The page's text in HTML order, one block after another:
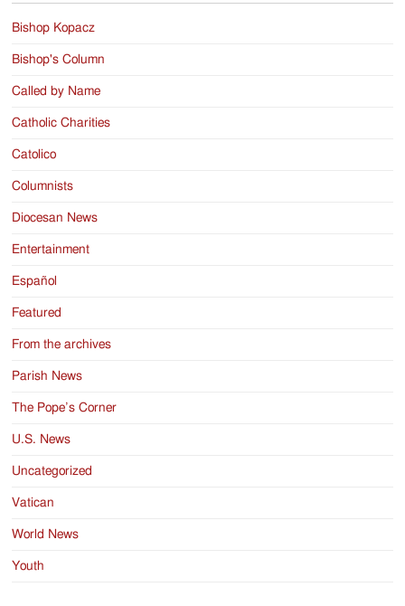
Bishop Kopacz
Bishop's Column
Called by Name
Catholic Charities
Catolico
Columnists
Diocesan News
Entertainment
Español
Featured
From the archives
Parish News
The Pope’s Corner
U.S. News
Uncategorized
Vatican
World News
Youth